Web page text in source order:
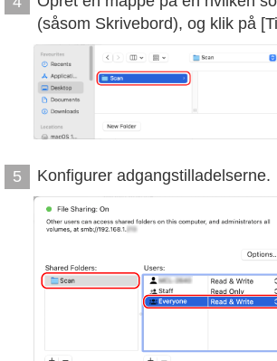
(såsom Skrivebord), og klik på
5 Konfigurer adgangstilladelserne.